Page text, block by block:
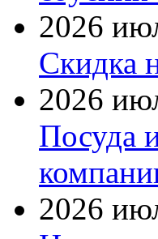
2026
Скидка
2026
Посуда
2026